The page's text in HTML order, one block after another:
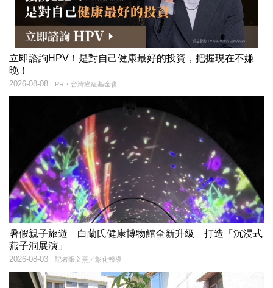
立即諮詢HPV！是對自己健康最好的投資，把握現在不嫌
晚！
PR・台灣癌症基金會
2026-08-08
暑假親子旅遊 白蘭氏健康博物館全新升級 打造「沉浸式
燕子洞展演」
記者張文熹／彰化報導
2026-08-03